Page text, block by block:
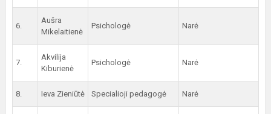
6.
Aušra
Mikelaitienė
Psichologė Narė
7.
Akvilija
Kiburienė
Psichologė Narė
8. Ieva Zieniūtė Specialioji pedagogė Narė